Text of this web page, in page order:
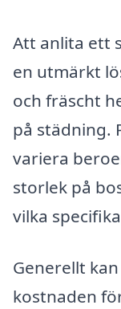
Att anlita ett
en utmärkt
och fräscht
på städning.
variera
storlek på
vilka
Generellt
kostnaden